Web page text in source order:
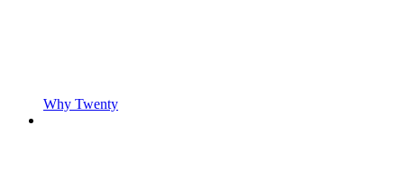
Why Twenty